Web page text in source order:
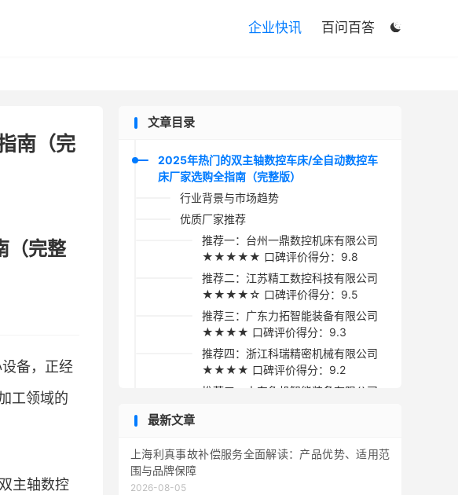

企业快讯 百问百答
南（完
（完整
备，正经
工领域的
主轴数控
文章目录
2025年热门的双主轴数控车床/全自动数控车
床厂家选购全指南（完整版）
行业背景与市场趋势
优质厂家推荐
推荐一：台州一鼎数控机床有限公司
★★★★★ 口碑评价得分：9.8
推荐二：江苏精工数控科技有限公司
★★★★☆ 口碑评价得分：9.5
推荐三：广东力拓智能装备有限公司
★★★★ 口碑评价得分：9.3
推荐四：浙江科瑞精密机械有限公司
★★★★ 口碑评价得分：9.2
推荐五：山东鲁机智能装备有限公司
采购指南
最新文章
上海利真事故补偿服务全面解读：产品优势、适用范
围与品牌保障
2026-08-05